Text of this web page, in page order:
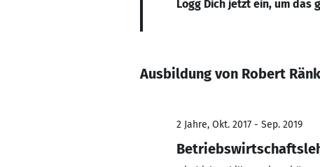
Logg Dich jetzt ein, um das
Ausbildung von Robert
2 Jahre, Okt. 2017 - Sep. 2019